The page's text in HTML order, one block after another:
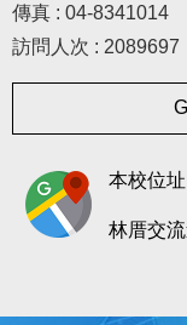
傳真 : 04-8341014
訪問人次 : 2089697
本校位址
林厝交